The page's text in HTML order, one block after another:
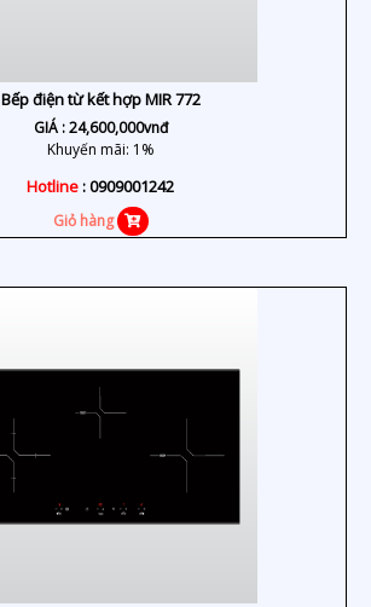
Bếp điện từ kết hợp MIR 772
GIÁ :24,600,000vnđ
Khuyến mãi: 1%
Hotline: 0909001242
Giỏ hàng